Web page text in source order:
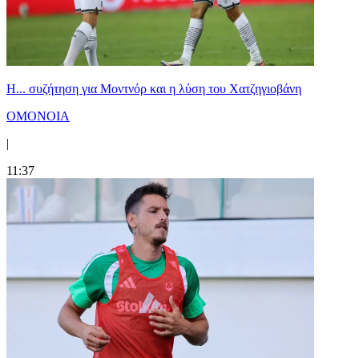
Η... συζήτηση για Μοντνόρ και η λύση του Χατζηγιοβάνη
ΟΜΟΝΟΙΑ
|
11:37